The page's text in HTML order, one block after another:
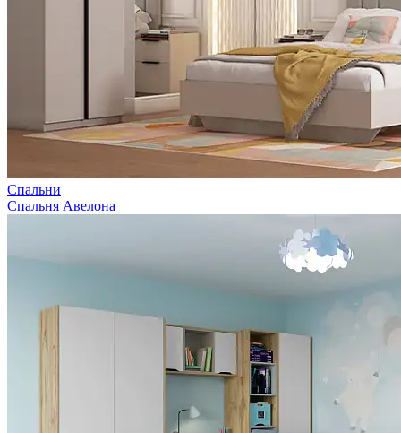
Спальни
Спальня Авелона